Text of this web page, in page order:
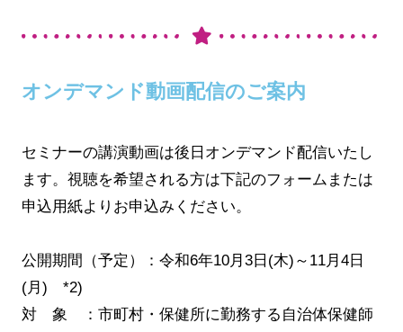
オンデマンド動画配信のご案内
セミナーの講演動画は後日オンデマンド配信いたし
ます。視聴を希望される方は下記のフォームまたは
申込用紙よりお申込みください。
公開期間（予定）：令和6年10月3日(木)～11月4日
(月) *2)
対 象 ：市町村・保健所に勤務する自治体保健師